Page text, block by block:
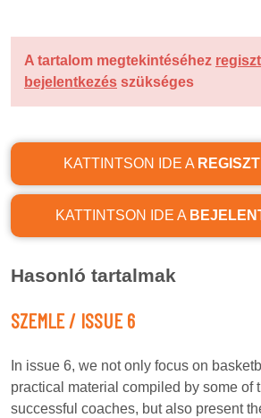
A tartalom megtekintéséhez
bejelentkezés szükséges
KATTINTSON IDE A
KATTINTSON IDE A
Hasonló tartalmak
SZEMLE / ISSUE 6
In issue 6, we not only focus on
practical material compiled by some of
successful coaches, but also present